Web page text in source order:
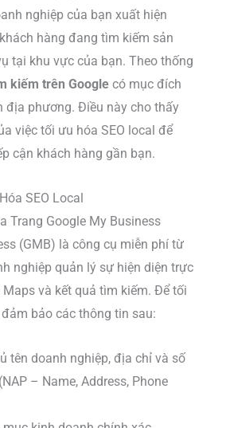
nghiệp của bạn xuất hiện
hàng đang tìm kiếm sản
tại khu vực của bạn. Theo thống
kiếm trên Google có mục đích
địa phương. Điều này cho thấy
việc tối ưu hóa SEO local để
cận khách hàng gần bạn.
SEO Local
Trang Google My Business
(GMB) là công cụ miễn phí từ
nghiệp quản lý sự hiện diện trực
Maps và kết quả tìm kiếm. Để tối
bảo các thông tin sau:
tên doanh nghiệp, địa chỉ và số
– Name, Address, Phone